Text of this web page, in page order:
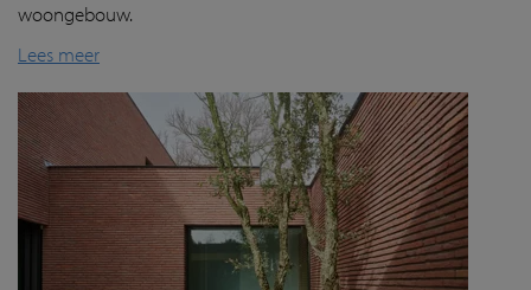
woongebouw.
Lees meer